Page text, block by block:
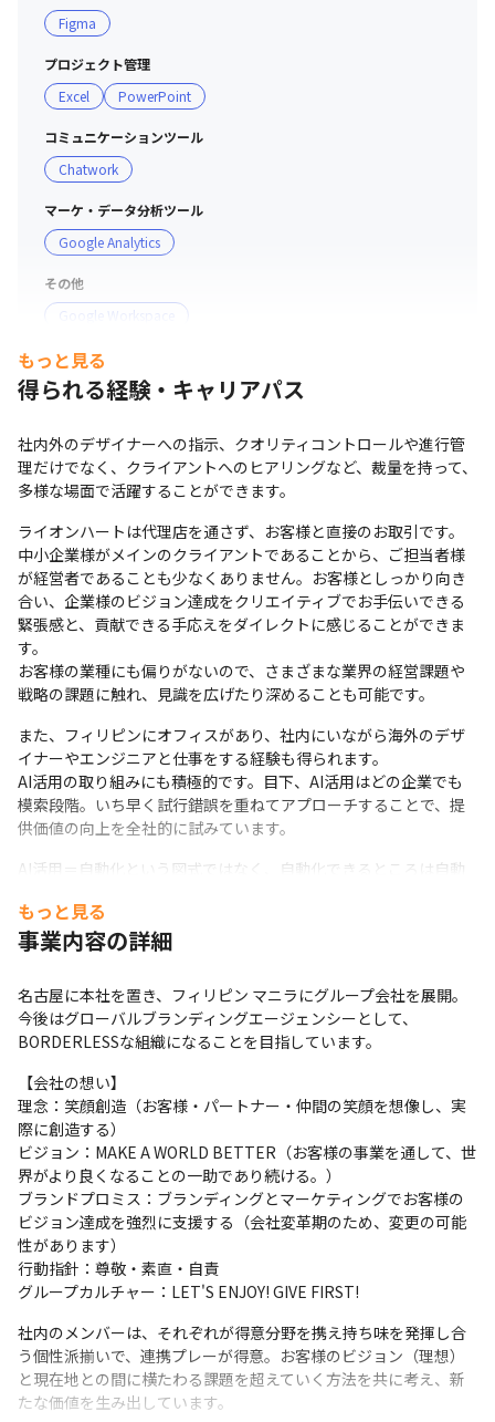
■ 働き方について
・対面とリアルな体験を大切にしているので、基本的に出
社できる方を求めています
・AIを活用するなど、自動化・効率化できるところはしっ
かり実施し、人間だからこそできる、体験や体感、共感な
どを大切にしていきたいと考えています
・産休・育休の取得率は１００％です
由。人間関係だけでなく、仕事をする環境そのものも、割
とフラットです
Figma
プロジェクト管理
Excel
PowerPoint
コミュニケーションツール
Chatwork
マーケ・データ分析ツール
Google Analytics
その他
Google Workspace
支給PC
Mac
もっと見る
得られる経験・キャリアパス
社内外のデザイナーへの指示、クオリティコントロールや進行管
理だけでなく、クライアントへのヒアリングなど、裁量を持って、
多様な場面で活躍することができます。
ライオンハートは代理店を通さず、お客様と直接のお取引です。
中小企業様がメインのクライアントであることから、ご担当者様
が経営者であることも少なくありません。お客様としっかり向き
合い、企業様のビジョン達成をクリエイティブでお手伝いできる
緊張感と、貢献できる手応えをダイレクトに感じることができま
す。
お客様の業種にも偏りがないので、さまざまな業界の経営課題や
戦略の課題に触れ、見識を広げたり深めることも可能です。
また、フィリピンにオフィスがあり、社内にいながら海外のデザ
イナーやエンジニアと仕事をする経験も得られます。
AI活用の取り組みにも積極的です。目下、AI活用はどの企業でも
模索段階。いち早く試行錯誤を重ねてアプローチすることで、提
供価値の向上を全社的に試みています。
AI活用＝自動化という図式ではなく、自動化できるところは自動
を使って、たとえば、お客様事業の理解や共感など、人間だから
こそできる、体験を交えた人間の介在価値を高めていくというこ
＜今回募集の職種範囲＞
ご入社後は、これまでのご経験に応じてお任せする業務内容を調
整いたします。
まずはディレクターとして業務に携わっていただき、
徐々に担当領域を広げながら、将来的にはブランディングディレ
クターとしてご活躍いただくことも可能です。
※キャリアステップはご本人のご経験やご志向により変わる可能
性があります。
ブランディングディレクター
■ブランド戦略の伴走者
・パートナー、社内スタッフをチーム化し、年間目標を達成でき
る
・指名してくれるファン客がいる
・ブランディングの企画書作成
・ブランド課題の抽出～整理～特定"
ディレクター
■新規顧客の進行管理・実務
もっと見る
事業内容の詳細
名古屋に本社を置き、フィリピン マニラにグループ会社を展開。
今後はグローバルブランディングエージェンシーとして、
BORDERLESSな組織になることを目指しています。
【会社の想い】
理念：笑顔創造（お客様・パートナー・仲間の笑顔を想像し、実
際に創造する）
ビジョン：MAKE A WORLD BETTER（お客様の事業を通して、世
界がより良くなることの一助であり続ける。）
ブランドプロミス：ブランディングとマーケティングでお客様の
ビジョン達成を強烈に支援する（会社変革期のため、変更の可能
性があります）
行動指針：尊敬・素直・自責
グループカルチャー：LET'S ENJOY! GIVE FIRST!
社内のメンバーは、それぞれが得意分野を携え持ち味を発揮し合
う個性派揃いで、連携プレーが得意。お客様のビジョン（理想）
と現在地との間に横たわる課題を超えていく方法を共に考え、新
たな価値を生み出しています。